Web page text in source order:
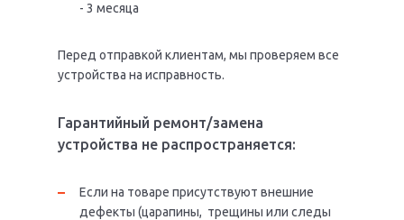
- 3 месяца
Перед отправкой клиентам, мы проверяем все
устройства на исправность.
Гарантийный ремонт/замена
устройства не распространяется:
Если на товаре присутствуют внешние
дефекты (царапины, трещины или следы